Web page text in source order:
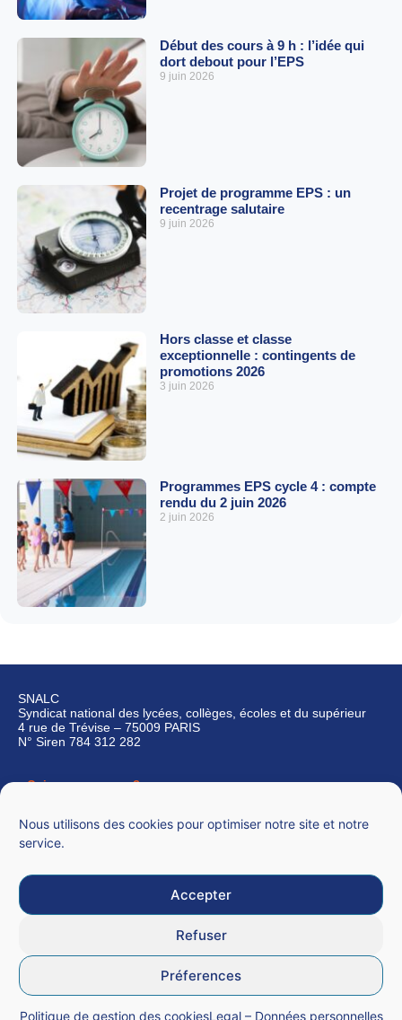
Nous utilisons des cookies pour optimiser notre site et notre
service.
Accepter
Refuser
Préferences
Politique de gestion des cookiesLegal – Données personnelles
Début des cours à 9 h : l’idée qui
dort debout pour l’EPS
9 juin 2026
Projet de programme EPS : un
recentrage salutaire
9 juin 2026
Hors classe et classe
exceptionnelle : contingents de
promotions 2026
3 juin 2026
Programmes EPS cycle 4 : compte
rendu du 2 juin 2026
2 juin 2026
SNALC
Syndicat national des lycées, collèges, écoles et du supérieur
4 rue de Trévise – 75009 PARIS
N° Siren 784 312 282
Qui sommes-nous ?
CGU